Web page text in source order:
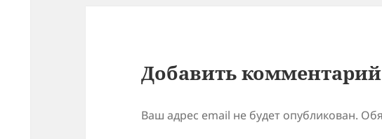
Добавить комментарий
Ваш адрес email не будет опубликован.